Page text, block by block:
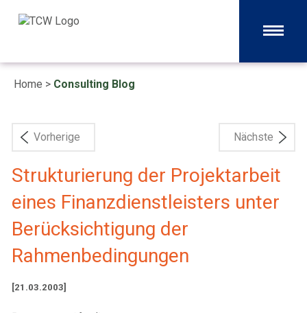
Home > Consulting Blog
Vorherige Nächste
Strukturierung der Projektarbeit
eines Finanzdienstleisters unter
Berücksichtigung der
Rahmenbedingungen
[21.03.2003]